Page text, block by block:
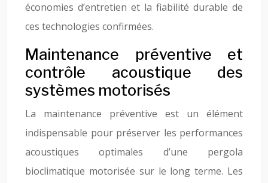
économies d’entretien et la fiabilité durable de
ces technologies confirmées.
Maintenance préventive et
contrôle acoustique des
systèmes motorisés
La maintenance préventive est un élément
indispensable pour préserver les performances
acoustiques optimales d’une pergola
bioclimatique motorisée sur le long terme. Les